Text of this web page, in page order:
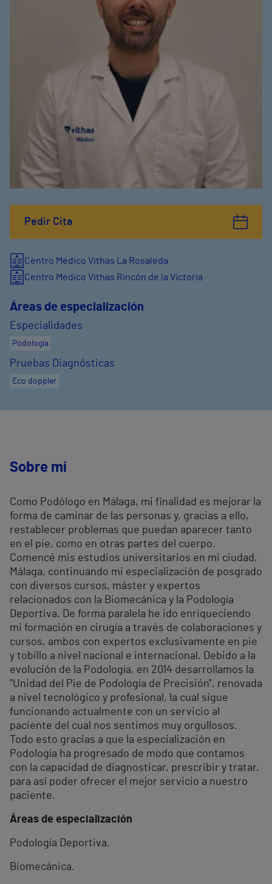
Pedir Cita
Centro Médico Vithas La Rosaleda
Centro Médico Vithas Rincón de la Victoria
Áreas de especialización
Especialidades
Podología
Pruebas Diagnósticas
Eco doppler
Sobre mí
Como Podólogo en Málaga, mi finalidad es mejorar la
forma de caminar de las personas y, gracias a ello,
restablecer problemas que puedan aparecer tanto
en el pie, como en otras partes del cuerpo.
Comencé mis estudios universitarios en mi ciudad,
Málaga, continuando mi especialización de posgrado
con diversos cursos, máster y expertos
relacionados con la Biomecánica y la Podología
Deportiva. De forma paralela he ido enriqueciendo
mi formación en cirugía a través de colaboraciones y
cursos, ambos con expertos exclusivamente en pie
y tobillo a nivel nacional e internacional. Debido a la
evolución de la Podología, en 2014 desarrollamos la
"Unidad del Pie de Podología de Precisión", renovada
a nivel tecnológico y profesional, la cual sigue
funcionando actualmente con un servicio al
paciente del cual nos sentimos muy orgullosos.
Todo esto gracias a que la especialización en
Podología ha progresado de modo que contamos
con la capacidad de diagnosticar, prescribir y tratar,
para así poder ofrecer el mejor servicio a nuestro
paciente.
Áreas de especialización
Podología Deportiva.
Biomecánica.